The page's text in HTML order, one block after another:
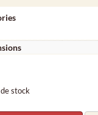
stock